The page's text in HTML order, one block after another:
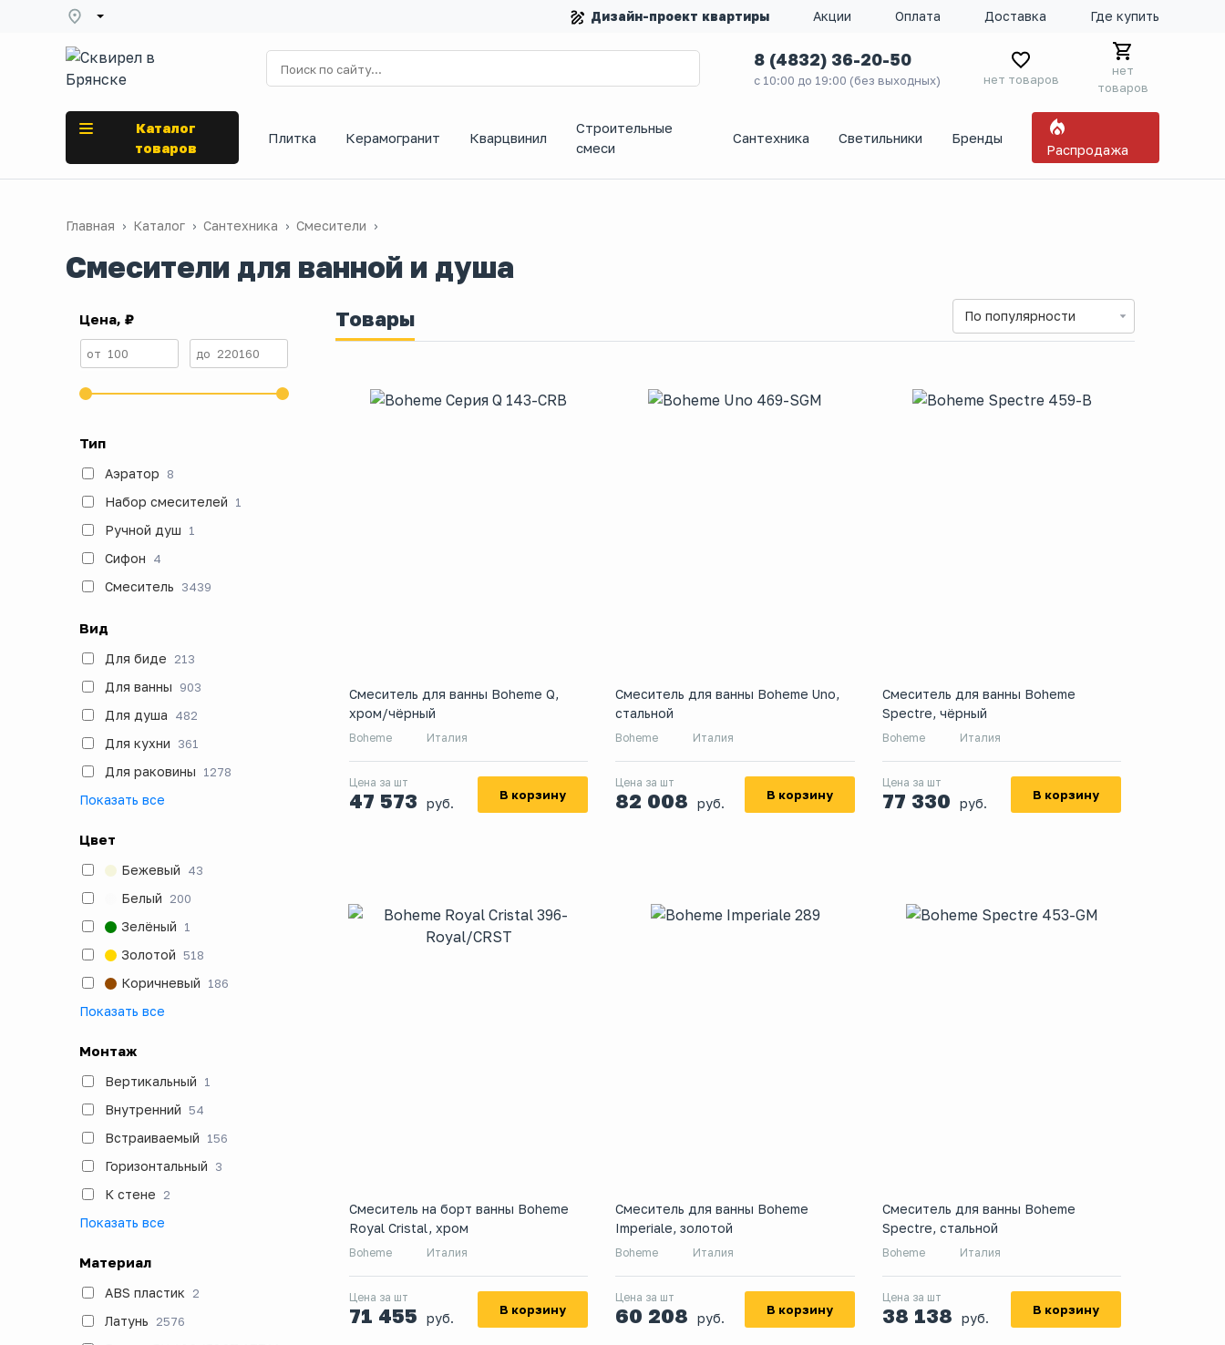
Дизайн-проект квартиры Акции Оплата Доставка Где купить
8 (4832) 36-20-50
с 10:00 до 19:00 (без выходных) нет товаров
нет
товаров
Каталог
товаров
Плитка Керамогранит Кварцвинил
Строительные
смеси
Сантехника Светильники Бренды
Распродажа
Главная Каталог Сантехника Смесители
Смесители для ванной и душа
Цена, ₽
от 100 до 220160
Тип
Аэратор 8
Набор смесителей 1
Ручной душ 1
Сифон 4
Смеситель 3439
Вид
Для биде 213
Для ванны 903
Для душа 482
Для кухни 361
Для раковины 1278
Показать все
Цвет
Бежевый 43
Белый 200
Зелёный 1
Золотой 518
Коричневый 186
Показать все
Монтаж
Вертикальный 1
Внутренний 54
Встраиваемый 156
Горизонтальный 3
К стене 2
Показать все
Материал
ABS пластик 2
Латунь 2576
Товары По популярности
Смеситель для ванны Boheme Q,
хром/чёрный
Boheme Италия
Цена за шт
47 573 руб.
В корзину
Смеситель для ванны Boheme Uno,
стальной
Boheme Италия
Цена за шт
82 008 руб.
В корзину
Смеситель для ванны Boheme
Spectre, чёрный
Boheme Италия
Цена за шт
77 330 руб.
В корзину
Смеситель на борт ванны Boheme
Royal Cristal, хром
Boheme Италия
Цена за шт
71 455 руб.
В корзину
Смеситель для ванны Boheme
Imperiale, золотой
Boheme Италия
Цена за шт
60 208 руб.
В корзину
Смеситель для ванны Boheme
Spectre, стальной
Boheme Италия
Цена за шт
38 138 руб.
В корзину